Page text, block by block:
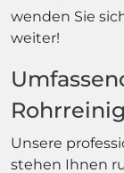
wenden Sie
weiter!
Unsere
stehen Ihnen